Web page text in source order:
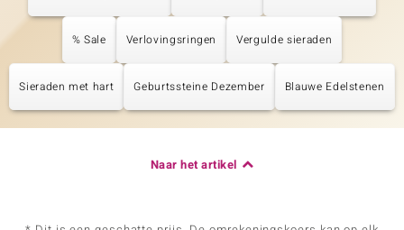
% Sale Verlovingsringen Vergulde sieraden
Sieraden met hart Geburtssteine Dezember Blauwe Edelstenen
Naar het artikel